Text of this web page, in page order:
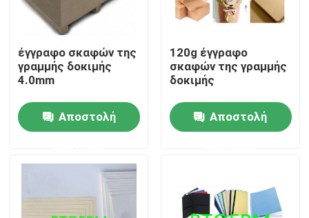
Μας ελάτε σε επαφή με
Ζητήστε ένα απόσπασμα
Έγγραφο προστασίας δαπέδων
Προσωρινός ρόλος προστασίας πατωμάτων
Προστασία πατωμάτων εγγράφου της Kraft
έγγραφο σκαφών της
γραμμής δοκιμής
4.0mm
Αποστολή
120g έγγραφο
σκαφών της γραμμής
δοκιμής
Αποστολή